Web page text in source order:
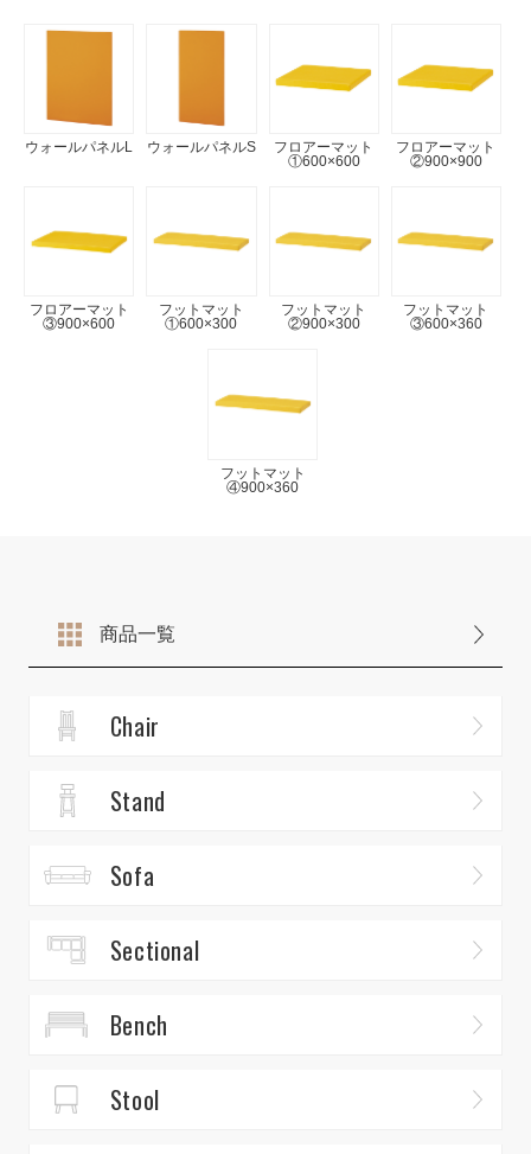
ウォールパネルL ウォールパネルS
フロアーマット
①600×600
フロアーマット
②900×900
フロアーマット
③900×600
フットマット
①600×300
フットマット
②900×300
フットマット
③600×360
フットマット
④900×360
商品一覧
Chair
Stand
Sofa
Sectional
Bench
Stool